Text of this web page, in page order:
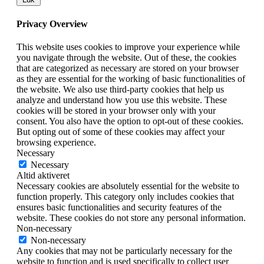
Privacy Overview
This website uses cookies to improve your experience while
you navigate through the website. Out of these, the cookies
that are categorized as necessary are stored on your browser
as they are essential for the working of basic functionalities of
the website. We also use third-party cookies that help us
analyze and understand how you use this website. These
cookies will be stored in your browser only with your
consent. You also have the option to opt-out of these cookies.
But opting out of some of these cookies may affect your
browsing experience.
Necessary
Necessary
Altid aktiveret
Necessary cookies are absolutely essential for the website to
function properly. This category only includes cookies that
ensures basic functionalities and security features of the
website. These cookies do not store any personal information.
Non-necessary
Non-necessary
Any cookies that may not be particularly necessary for the
website to function and is used specifically to collect user